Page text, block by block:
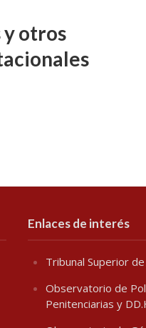
y otros
Enlaces de interés
Tribunal Superior de
Observatorio de
Penitenciarias y